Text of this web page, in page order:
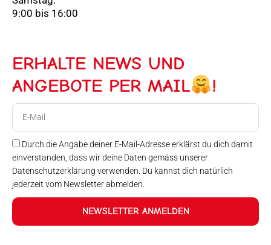
9:00 bis 16:00
ERHALTE NEWS UND
ANGEBOTE PER MAIL
!
Durch die Angabe deiner E-Mail-Adresse erklärst du dich damit
einverstanden, dass wir deine Daten gemäss unserer
Datenschutzerklärung verwenden. Du kannst dich natürlich
jederzeit vom Newsletter abmelden.
NEWSLETTER ANMELDEN